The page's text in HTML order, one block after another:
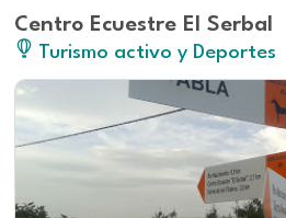
Centro Ecuestre El Serbal
Turismo activo y Deportes